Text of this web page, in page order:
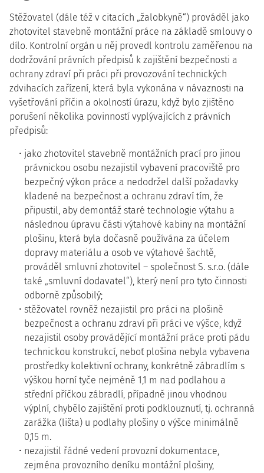
Stěžovatel (dále též v citacích „žalobkyně“) prováděl jako
zhotovitel stavebně montážní práce na základě smlouvy o
dílo. Kontrolní orgán u něj provedl kontrolu zaměřenou na
dodržování právních předpisů k zajištění bezpečnosti a
ochrany zdraví při práci při provozování technických
zdvihacích zařízení, která byla vykonána v návaznosti na
vyšetřování příčin a okolností úrazu, když bylo zjištěno
porušení několika povinností vyplývajících z právních
předpisů:
jako zhotovitel stavebně montážních prací pro jinou
právnickou osobu nezajistil vybavení pracoviště pro
bezpečný výkon práce a nedodržel další požadavky
kladené na bezpečnost a ochranu zdraví tím, že
připustil, aby demontáž staré technologie výtahu a
následnou úpravu části výtahové kabiny na montážní
plošinu, která byla dočasně používána za účelem
dopravy materiálu a osob ve výtahové šachtě,
prováděl smluvní zhotovitel – společnost S. s.r.o. (dále
také „smluvní dodavatel“), který není pro tyto činnosti
odborně způsobilý;
stěžovatel rovněž nezajistil pro práci na plošině
bezpečnost a ochranu zdraví při práci ve výšce, když
nezajistil osoby provádějící montážní práce proti pádu
technickou konstrukcí, neboť plošina nebyla vybavena
prostředky kolektivní ochrany, konkrétně zábradlím s
výškou horní tyče nejméně 1,1 m nad podlahou a
střední příčkou zábradlí, případně jinou vhodnou
výplní, chybělo zajištění proti podklouznutí, tj. ochranná
zarážka (lišta) u podlahy plošiny o výšce minimálně
0,15 m.
nezajistil řádné vedení provozní dokumentace,
zejména provozního deníku montážní plošiny,